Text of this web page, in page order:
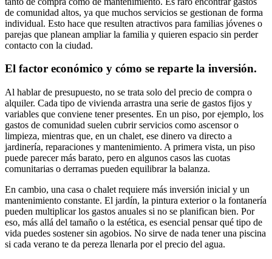
de comunidad altos, ya que muchos servicios se gestionan de forma
individual. Esto hace que resulten atractivos para familias jóvenes o
parejas que planean ampliar la familia y quieren espacio sin perder
contacto con la ciudad.
El factor económico y cómo se reparte la inversión.
Al hablar de presupuesto, no se trata solo del precio de compra o
alquiler. Cada tipo de vivienda arrastra una serie de gastos fijos y
variables que conviene tener presentes. En un piso, por ejemplo, los
gastos de comunidad suelen cubrir servicios como ascensor o
limpieza, mientras que, en un chalet, ese dinero va directo a
jardinería, reparaciones y mantenimiento. A primera vista, un piso
puede parecer más barato, pero en algunos casos las cuotas
comunitarias o derramas pueden equilibrar la balanza.
En cambio, una casa o chalet requiere más inversión inicial y un
mantenimiento constante. El jardín, la pintura exterior o la fontanería
pueden multiplicar los gastos anuales si no se planifican bien. Por
eso, más allá del tamaño o la estética, es esencial pensar qué tipo de
vida puedes sostener sin agobios. No sirve de nada tener una piscina
si cada verano te da pereza llenarla por el precio del agua.